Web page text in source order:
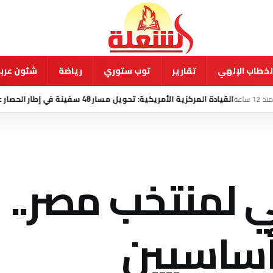
الإلهي تقارير توب ستوري رياضة شئون
المركزية الأمريكية: تحويل مسار 48 سفينة في إطار الحصار على إيران منذ
لمنتخب مصر..